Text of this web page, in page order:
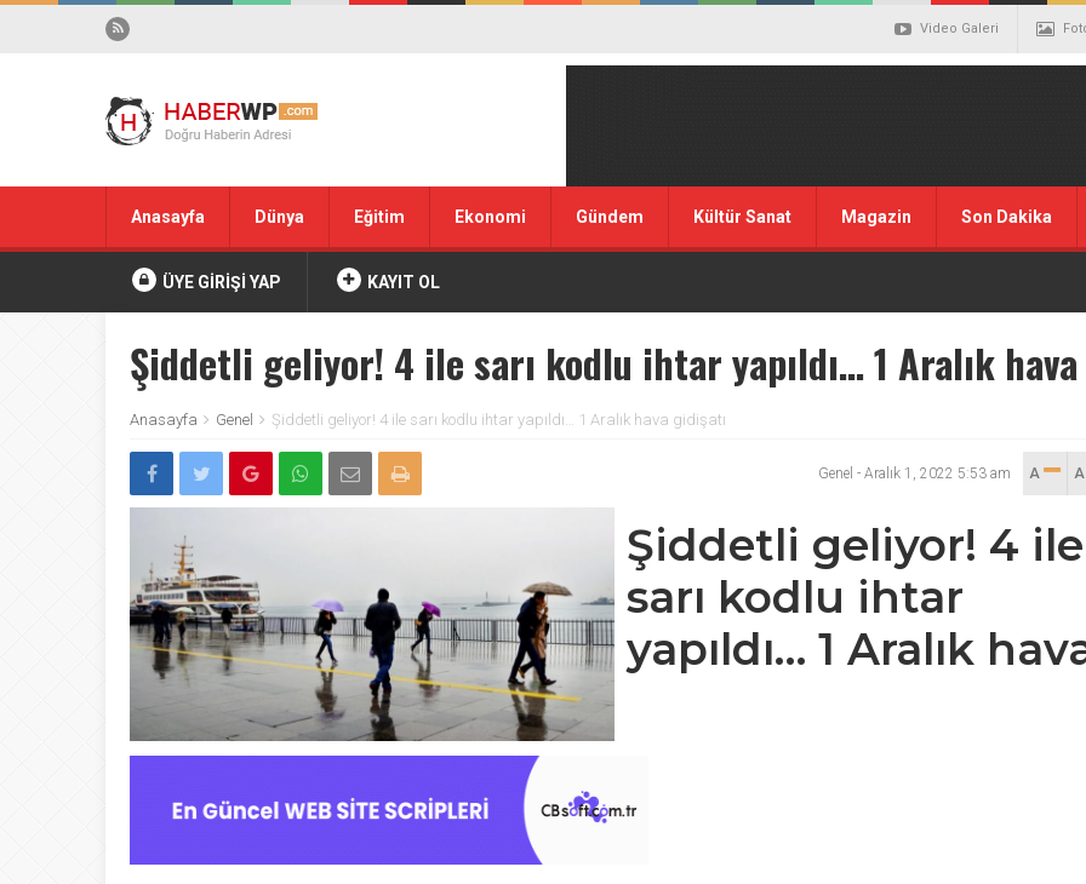
Video Galeri
Anasayfa Dünya Eğitim Ekonomi Gündem Kültür Sanat Magazin Son Dakika
ÜYE GİRİŞİ YAP KAYIT OL
Şiddetli geliyor! 4 ile sarı kodlu ihtar yapıldı… 1 Aralık
Anasayfa Genel Şiddetli geliyor! 4 ile sarı kodlu ihtar yapıldı… 1 Aralık hava gidişatı
Genel - Aralık 1, 2022 5:53 am A
Şiddetli geliyor! 4 ile
sarı kodlu ihtar
yapıldı… 1 Aralık